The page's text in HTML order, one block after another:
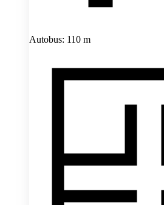
Autobus: 110 m